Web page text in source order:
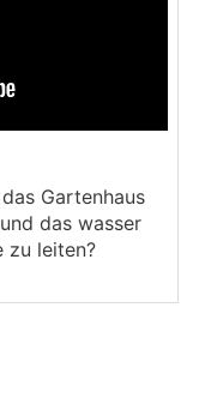
Gartenhaus
das wasser
zu leiten?